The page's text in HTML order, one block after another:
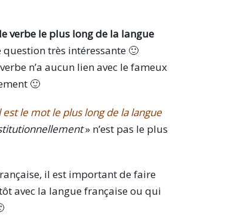
verbe le plus long de la langue
très intéressante 🙂
n’a aucun lien avec le fameux
🙂
est le mot le plus long de la langue
» n’est pas le plus
il est important de faire
avec la langue française ou qui